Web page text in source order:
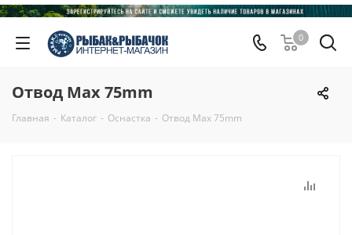
0
Отвод Мax 75mm
Главная - Каталог - Оснастка - Отвод Мax 75mm